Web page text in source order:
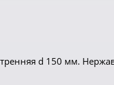
d 150 мм.